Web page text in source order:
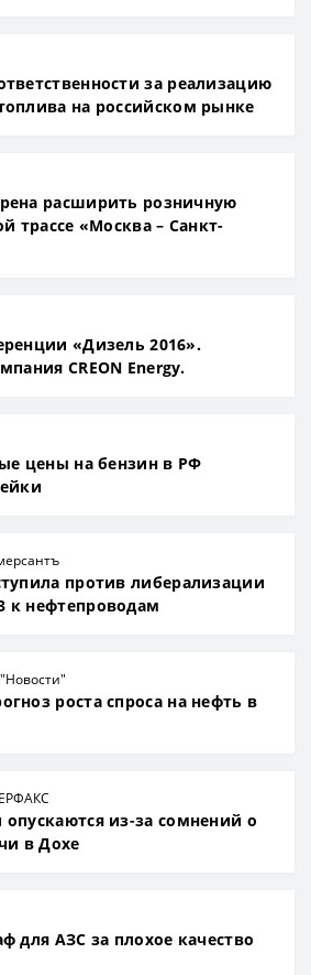
за реализацию
на российском рынке
расширить розничную
трассе «Москва – Санкт-
«Дизель 2016».
CREON Energy.
цены на бензин в РФ
против либерализации
к нефтепроводам
роста спроса на нефть в
из-за сомнений о
в Дохе
для АЗС за плохое качество